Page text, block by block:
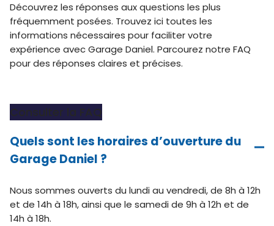
Découvrez les réponses aux questions les plus
fréquemment posées. Trouvez ici toutes les
informations nécessaires pour faciliter votre
expérience avec Garage Daniel. Parcourez notre FAQ
pour des réponses claires et précises.
Consulter la FAQ
Quels sont les horaires d’ouverture du
Garage Daniel ?
Nous sommes ouverts du lundi au vendredi, de 8h à 12h
et de 14h à 18h, ainsi que le samedi de 9h à 12h et de
14h à 18h.